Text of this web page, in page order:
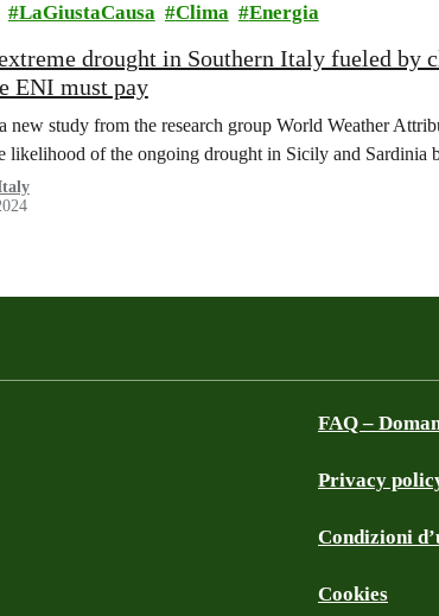
LaGiustaCausa Clima Energia
drought in Southern Italy fueled by
ENI must pay
new study from the research group World Weather
likelihood of the ongoing drought in Sicily and
FAQ –
Privacy
Condizioni
Cookies